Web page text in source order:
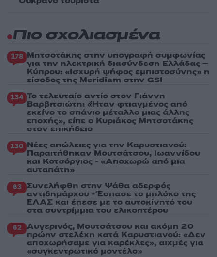
Πιο σχολιασμένα
178 Μητσοτάκης στην υπογραφή συμφωνίας
για την ηλεκτρική διασύνδεση Ελλάδας –
Κύπρου: «Ισχυρή ψήφος εμπιστοσύνης» η
είσοδος της Meridiam στην GSI
134 Το τελευταίο αντίο στον Γιάννη
Βαρβιτσιώτη: «Ήταν φτιαγμένος από
εκείνο το σπάνιο μέταλλο μιας άλλης
εποχής», είπε ο Κυριάκος Μητσοτάκης
στον επικήδειο
130 Νέες απώλειες για την Καρυστιανού:
Παραιτήθηκαν Μουτσάτσου, Ιωαννίδου
και Κοτσόργιος - «Αποχωρώ από μια
αυταπάτη»
63 Συνελήφθη στην Ψάθα αδερφός
αντιδημάρχου - Έσπασε το μπλόκο της
ΕΛΑΣ και έπεσε με το αυτοκίνητό του
στα συντρίμμια του ελικοπτέρου
62 Αυγερινός, Μουτσάτσου και ακόμη 20
πρώην στελέχη κατά Καρυστιανού: «Δεν
αποχωρήσαμε για καρέκλες», αιχμές για
«συγκεντρωτικό μοντέλο»